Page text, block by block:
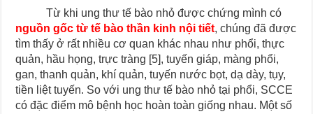
Từ khi ung thư tế bào nhỏ được chứng mình có
nguồn gốc từ tế bào thần kinh nội tiết, chúng đã được
tìm thấy ở rất nhiều cơ quan khác nhau như phổi, thực
quản, hầu họng, trực tràng [5], tuyến giáp, màng phổi,
gan, thanh quản, khí quản, tuyến nước bọt, dạ dày, tụy,
tiền liệt tuyến. So với ung thư tế bào nhỏ tại phổi, SCCE
có đặc điểm mô bệnh học hoàn toàn giống nhau. Một số